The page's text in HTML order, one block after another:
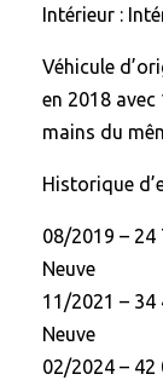
Intérieur :
Véhicule
en 2018
mains du
Historique
08/2019 – 24
Neuve
11/2021 – 34
Neuve
02/2024 – 42